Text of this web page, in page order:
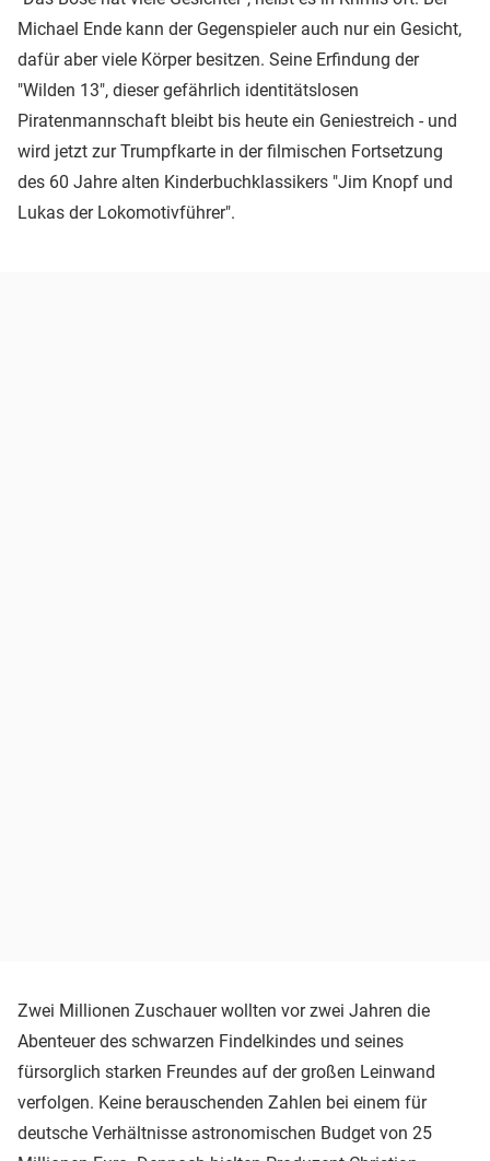
Michael Ende kann der Gegenspieler auch nur ein Gesicht,
dafür aber viele Körper besitzen. Seine Erfindung der
"Wilden 13", dieser gefährlich identitätslosen
Piratenmannschaft bleibt bis heute ein Geniestreich - und
wird jetzt zur Trumpfkarte in der filmischen Fortsetzung
des 60 Jahre alten Kinderbuchklassikers "Jim Knopf und
Lukas der Lokomotivführer".
Zwei Millionen Zuschauer wollten vor zwei Jahren die
Abenteuer des schwarzen Findelkindes und seines
fürsorglich starken Freundes auf der großen Leinwand
verfolgen. Keine berauschenden Zahlen bei einem für
deutsche Verhältnisse astronomischen Budget von 25